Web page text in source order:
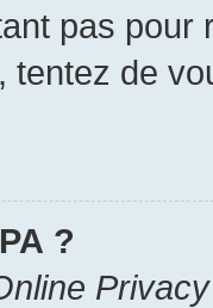
pas pour
tentez de
?